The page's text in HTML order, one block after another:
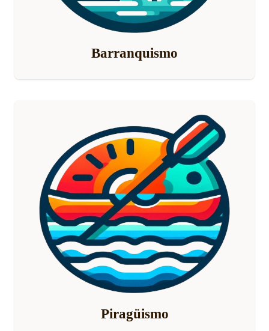
Barranquismo
Piragüismo